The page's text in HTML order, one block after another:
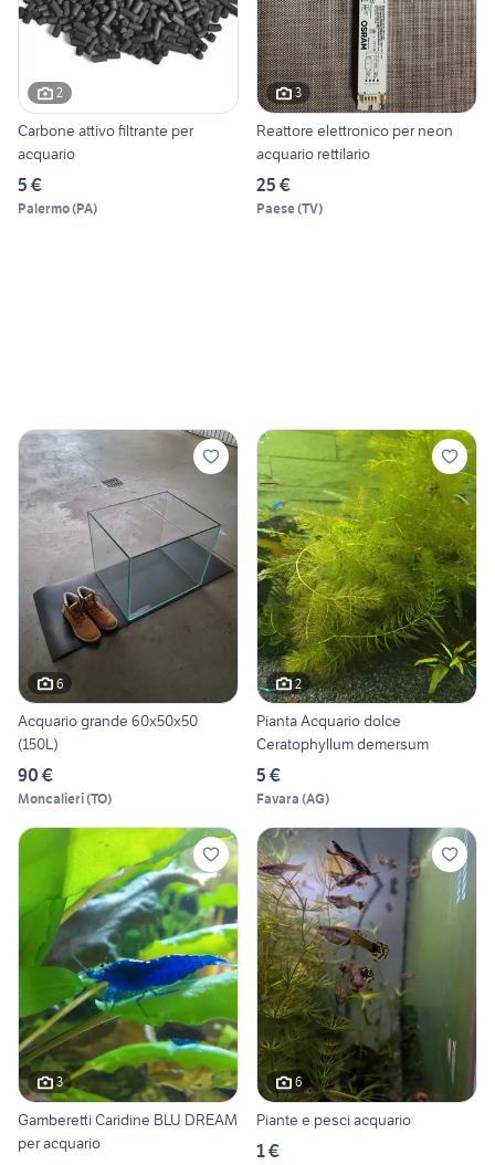
2
Carbone attivo filtrante per
acquario
5 €
Palermo(PA)
3
Reattore elettronico per neon
acquario rettilario
25 €
Paese(TV)
6
Acquario grande 60x50x50
(150L)
90 €
Moncalieri(TO)
2
Pianta Acquario dolce
Ceratophyllum demersum
5 €
Favara (AG)
3
Gamberetti Caridine BLU DREAM
per acquario
6
Piante e pesci acquario
1 €